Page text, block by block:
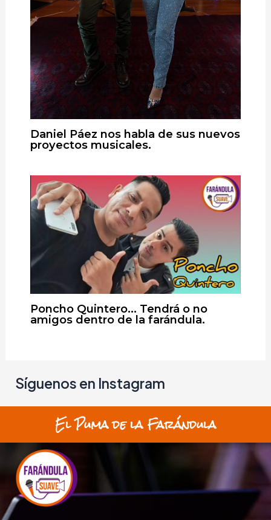
Daniel Páez nos habla de sus nuevos
proyectos musicales.
Poncho Quintero… Tendrá o no
amigos dentro de la farándula.
Síguenos en Instagram
El Puma de la Farándula